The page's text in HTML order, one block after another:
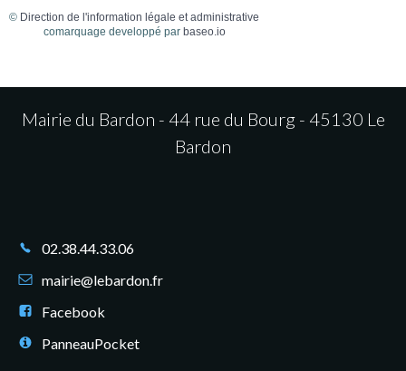
© Direction de l'information légale et administrative
comarquage developpé par baseo.io
Mairie du Bardon - 44 rue du Bourg - 45130 Le
Bardon
02.38.44.33.06
mairie@lebardon.fr
Facebook
PanneauPocket